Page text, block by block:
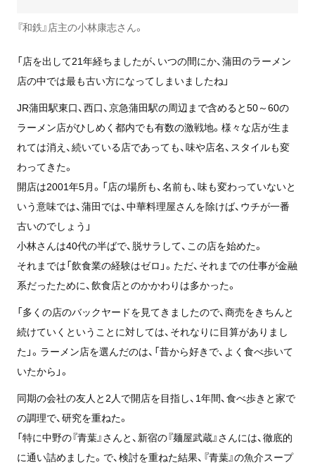
『和鉄』店主の小林康志さん。
「店を出して21年経ちましたが、いつの間にか、蒲田のラーメン
店の中では最も古い方になってしまいましたね」
JR蒲田駅東口、西口、京急蒲田駅の周辺まで含めると50～60の
ラーメン店がひしめく都内でも有数の激戦地。様々な店が生ま
れては消え、続いている店であっても、味や店名、スタイルも変
わってきた。
開店は2001年5月。「店の場所も、名前も、味も変わっていないと
いう意味では、蒲田では、中華料理屋さんを除けば、ウチが一番
古いのでしょう」
小林さんは40代の半ばで、脱サラして、この店を始めた。
それまでは「飲食業の経験はゼロ」。ただ、それまでの仕事が金融
系だったために、飲食店とのかかわりは多かった。
「多くの店のバックヤードを見てきましたので、商売をきちんと
続けていくということに対しては、それなりに目算がありまし
た」。ラーメン店を選んだのは、「昔から好きで、よく食べ歩いて
いたから」。
同期の会社の友人と2人で開店を目指し、1年間、食べ歩きと家で
の調理で、研究を重ねた。
「特に中野の『青葉』さんと、新宿の『麺屋武蔵』さんには、徹底的
に通い詰めました。で、検討を重ねた結果、『青葉』の魚介スープ